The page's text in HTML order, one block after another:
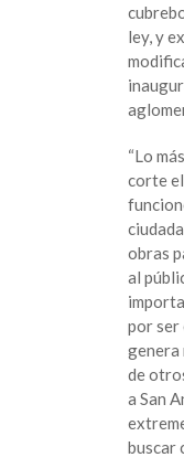
ley, y
“Lo
corte
obras
al
por ser
genera
de
a San
buscar